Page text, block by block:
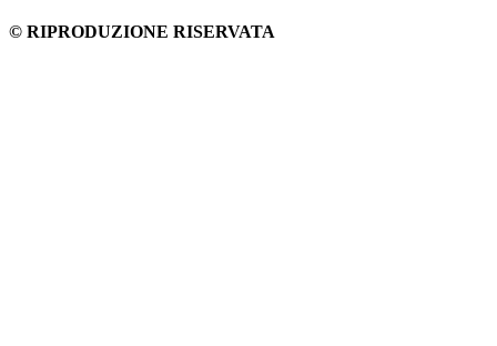
© RIPRODUZIONE RISERVATA